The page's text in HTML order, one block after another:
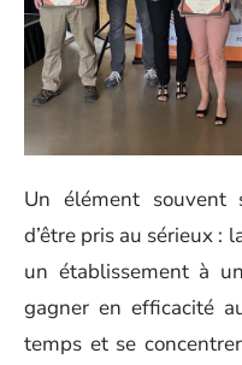
Un élément souvent
d’être pris au sérieux :
un établissement à
gagner en efficacité
temps et se